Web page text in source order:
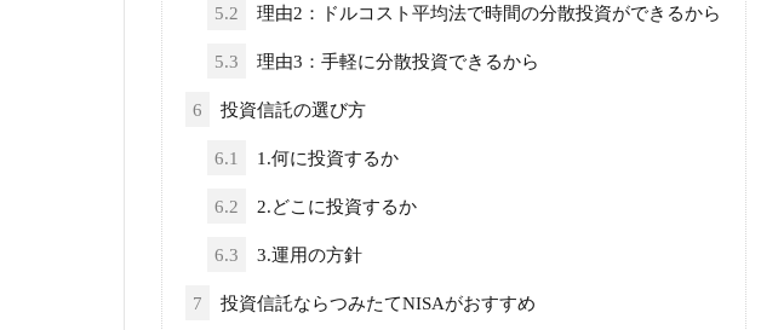
5.2 理由2：ドルコスト平均法で時間の分散投資ができるから
5.3 理由3：手軽に分散投資できるから
6 投資信託の選び方
6.1 1.何に投資するか
6.2 2.どこに投資するか
6.3 3.運用の方針
7 投資信託ならつみたてNISAがおすすめ